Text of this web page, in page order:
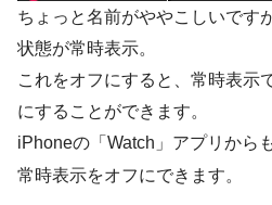
ちょっと名前がややこしいです
状態が常時表示。
これをオフにすると、常時表示
にすることができます。
iPhoneの「Watch」アプリから
常時表示をオフにできます。